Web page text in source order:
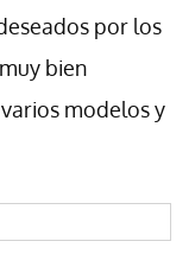
por los
bien
modelos y